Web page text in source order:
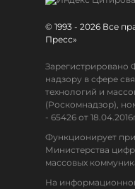
© 1993 - 2026 Все
Пресс»
Зарегистрировано
надзору в сфере
технологий и
(Роскомнадзор),
- 65426 от
Функционирует
Министерства
массовых
На